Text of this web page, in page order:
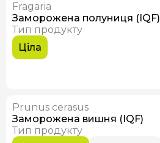
Fragaria
Заморожена полуниця (IQF)
Тип продукту
Ціла
В наявності
Prunus cerasus
Заморожена вишня (IQF)
Тип продукту